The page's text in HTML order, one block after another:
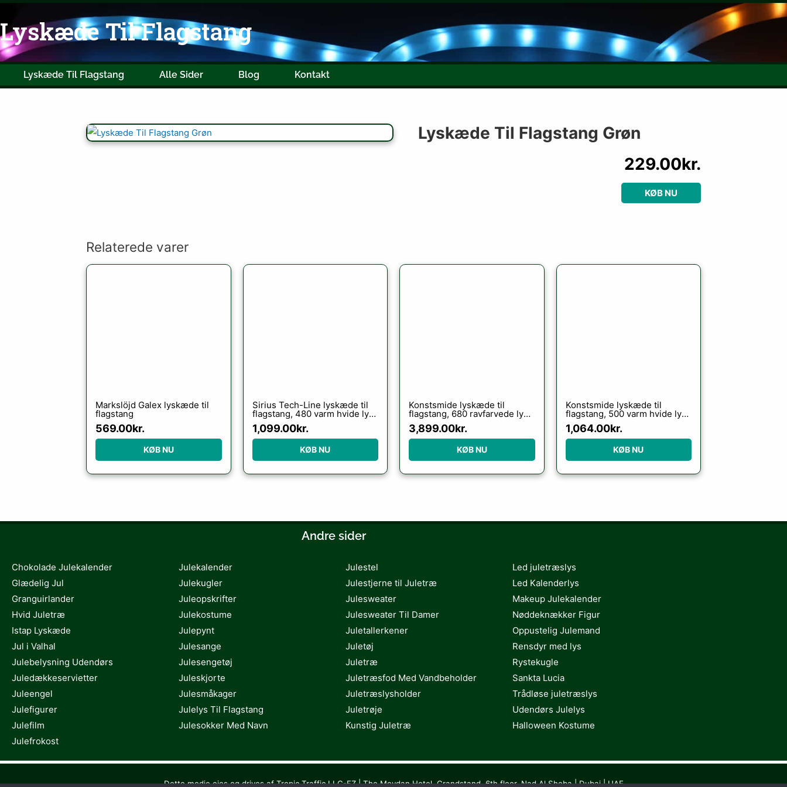
Lyskæde Til Flagstang
Lyskæde Til Flagstang Alle Sider Blog Kontakt
Lyskæde Til Flagstang Grøn
229.00kr.
KØB NU
Beskrivelse
Relaterede varer
Markslöjd Galex lyskæde til
flagstang
569.00kr.
KØB NU
Sirius Tech-Line lyskæde til
flagstang, 480 varm hvide lys,
6 meter
1,099.00kr.
KØB NU
Konstsmide lyskæde til
flagstang, 680 ravfarvede lys,
9 meter
3,899.00kr.
KØB NU
Konstsmide lyskæde til
flagstang, 500 varm hvide lys,
11 meter
1,064.00kr.
KØB NU
Andre sider
Chokolade Julekalender
Glædelig Jul
Granguirlander
Hvid Juletræ
Istap Lyskæde
Jul i Valhal
Julebelysning Udendørs
Juledækkeservietter
Juleengel
Julefigurer
Julefilm
Julefrokost
Julekalender
Julekugler
Juleopskrifter
Julekostume
Julepynt
Julesange
Julesengetøj
Juleskjorte
Julesmåkager
Julelys Til Flagstang
Julesokker Med Navn
Julestel
Julestjerne til Juletræ
Julesweater
Julesweater Til Damer
Juletallerkener
Juletøj
Juletræ
Juletræsfod Med Vandbeholder
Juletræslysholder
Juletrøje
Kunstig Juletræ
Led juletræslys
Led Kalenderlys
Makeup Julekalender
Nøddeknækker Figur
Oppustelig Julemand
Rensdyr med lys
Rystekugle
Sankta Lucia
Trådløse juletræslys
Udendørs Julelys
Halloween Kostume
Dette medie ejes og drives af Tropic Traffic LLC-FZ | The Meydan Hotel, Grandstand, 6th floor, Nad Al Sheba | Dubai | UAE